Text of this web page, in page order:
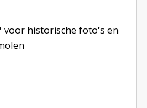
voor historische foto's en